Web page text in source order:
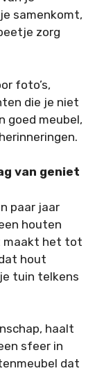
samenkomt,
zorg
foto’s,
die je niet
goed meubel,
van geniet
paar jaar
houten
maakt het tot
hout
tuin telkens
haalt
sfeer in
dat